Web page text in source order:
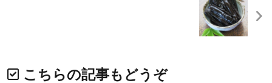
こちらの記事もどうぞ